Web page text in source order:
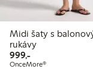
Midi šaty s
rukávy
999,-999,00 Kč
OnceMore®